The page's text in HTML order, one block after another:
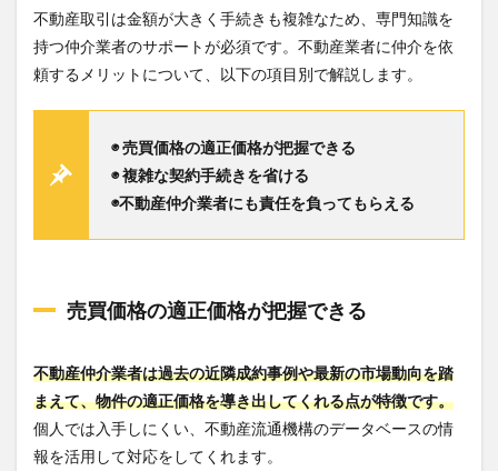
不動産取引は金額が大きく手続きも複雑なため、専門知識を
持つ仲介業者のサポートが必須です。不動産業者に仲介を依
頼するメリットについて、以下の項目別で解説します。
◉ 売買価格の適正価格が把握できる
◉ 複雑な契約手続きを省ける
◉不動産仲介業者にも責任を負ってもらえる
売買価格の適正価格が把握できる
不動産仲介業者は過去の近隣成約事例や最新の市場動向を踏
まえて、物件の適正価格を導き出してくれる点が特徴です。
個人では入手しにくい、不動産流通機構のデータベースの情
報を活用して対応をしてくれます。